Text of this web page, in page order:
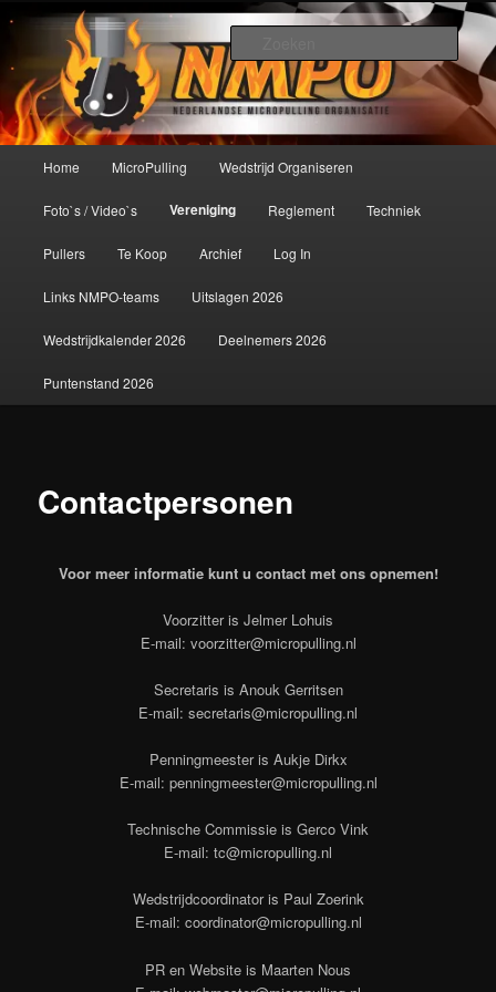
primaire
inhoudNederlandse MicroPulling
Organisatie
De meest krachtige modelbouwsport ter wereld!
Home MicroPulling Wedstrijd Organiseren
Foto`s / Video`s Vereniging Reglement Techniek
Pullers Te Koop Archief Log In
Links NMPO-teams Uitslagen 2026
Wedstrijdkalender 2026 Deelnemers 2026
Puntenstand 2026
Contactpersonen
Voor meer informatie kunt u contact met ons opnemen!
Voorzitter is Jelmer Lohuis
E-mail: voorzitter@micropulling.nl
Secretaris is Anouk Gerritsen
E-mail: secretaris@micropulling.nl
Penningmeester is Aukje Dirkx
E-mail: penningmeester@micropulling.nl
Technische Commissie is Gerco Vink
E-mail: tc@micropulling.nl
Wedstrijdcoordinator is Paul Zoerink
E-mail: coordinator@micropulling.nl
PR en Website is Maarten Nous